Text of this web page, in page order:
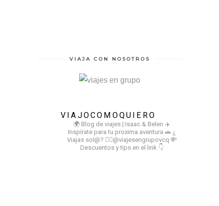
VIAJA CON NOSOTROS
VIAJOCOMOQUIERO
🌍 Blog de viajes | Isaac & Belen ✈️
Inspírate para tu proxima aventura 🚗 ¿
Viajas sol@? 👉🏻@viajesengrupovcq 💸
Descuentos y tips en el link 👇